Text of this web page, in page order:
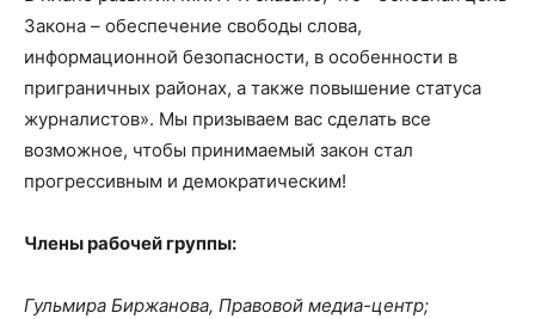
Закона – обеспечение свободы слова,
информационной безопасности, в особенности в
приграничных районах, а также повышение статуса
журналистов». Мы призываем вас сделать все
возможное, чтобы принимаемый закон стал
прогрессивным и демократическим!
Члены рабочей группы:
Гульмира Биржанова, Правовой медиа-центр;